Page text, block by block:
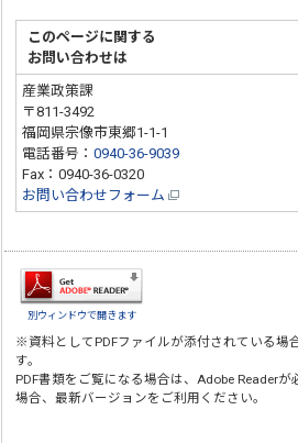
このページに関する
お問い合わせは
産業政策課
〒811-3492
福岡県宗像市東郷1-1-1
電話番号：0940-36-9039
Fax：0940-36-0320
お問い合わせフォーム
別ウィンドウで開きます
※資料としてPDFファイルが添付されている場
す。
PDF書類をご覧になる場合は、 Adobe Readerが
場合、最新バージョンをご利用ください。